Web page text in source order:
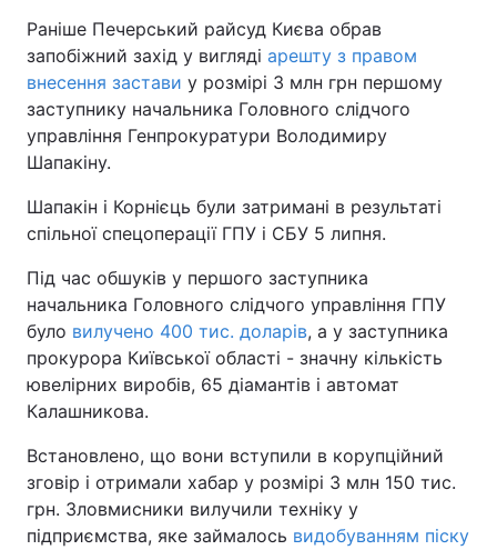
Раніше Печерський райсуд Києва обрав
запобіжний захід у вигляді арешту з правом
внесення застави у розмірі 3 млн грн першому
заступнику начальника Головного слідчого
управління Генпрокуратури Володимиру
Шапакіну.
Шапакін і Корнієць були затримані в результаті
спільної спецоперації ГПУ і СБУ 5 липня.
Під час обшуків у першого заступника
начальника Головного слідчого управління ГПУ
було вилучено 400 тис. доларів, а у заступника
прокурора Київської області - значну кількість
ювелірних виробів, 65 діамантів і автомат
Калашникова.
Встановлено, що вони вступили в корупційний
зговір і отримали хабар у розмірі 3 млн 150 тис.
грн. Зловмисники вилучили техніку у
підприємства, яке займалось видобуванням піску